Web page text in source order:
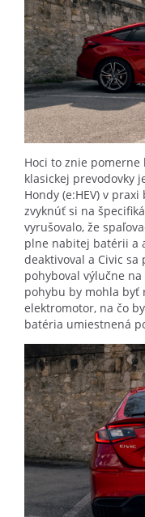
Hoci to znie pomerne
klasickej prevodovky
Hondy (e:HEV) v
zvyknúť si na
vyrušovalo, že
plne nabitej batérii a
deaktivoval a Civic
pohyboval výlučne
pohybu by mohla byť
elektromotor, na čo
batéria umiestnená